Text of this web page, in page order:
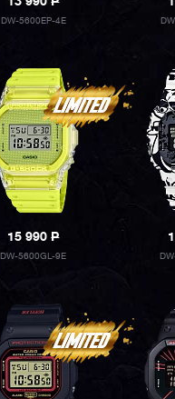
DW-5600EP-4E
15 990P
DW-5600GL-9E